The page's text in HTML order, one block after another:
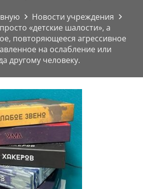
Новости учреждения
«детские шалости», а
повторяющееся агрессивное
на ослабление или
другому человеку.